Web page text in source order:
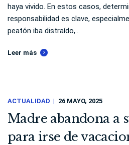
haya vivido. En estos casos,
responsabilidad es clave,
peatón iba distraído,...
Leer más
ACTUALIDAD 26 MAYO, 2025
Madre abandona a
para irse de